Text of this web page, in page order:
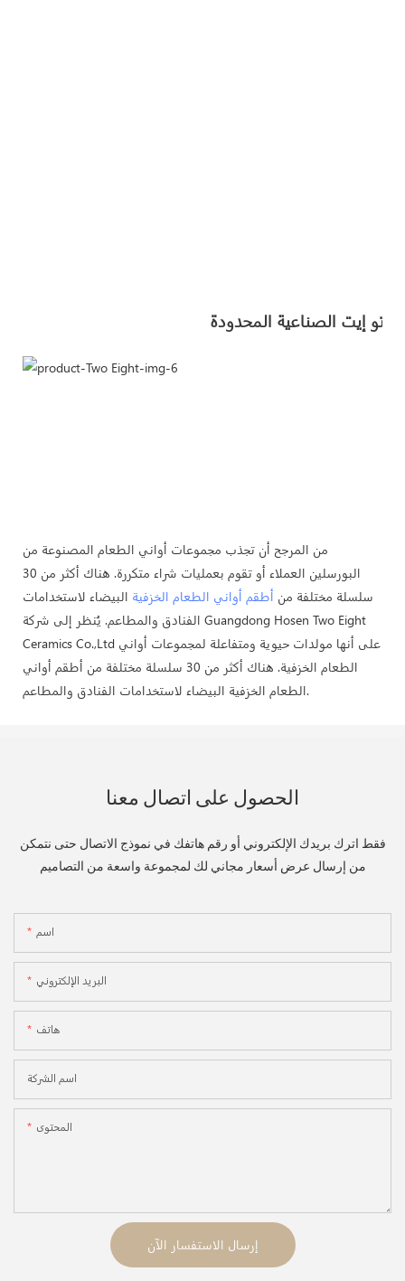
من المرجح أن تجذب مجموعات أواني الطعام المصنوعة من
البورسلين العملاء أو تقوم بعمليات شراء متكررة. هناك أكثر من 30
سلسلة مختلفة من أطقم أواني الطعام الخزفية البيضاء لاستخدامات
الفنادق والمطاعم. يُنظر إلى شركة Guangdong Hosen Two Eight
Ceramics Co.,Ltd على أنها مولدات حيوية ومتفاعلة لمجموعات أواني
الطعام الخزفية. هناك أكثر من 30 سلسلة مختلفة من أطقم أواني
الطعام الخزفية البيضاء لاستخدامات الفنادق والمطاعم.
الحصول على اتصال معنا
فقط اترك بريدك الإلكتروني أو رقم هاتفك في نموذج الاتصال حتى نتمكن
من إرسال عرض أسعار مجاني لك لمجموعة واسعة من التصاميم
اسم
البريد الإلكتروني
هاتف
اسم الشركة
المحتوى
إرسال الاستفسار الآن